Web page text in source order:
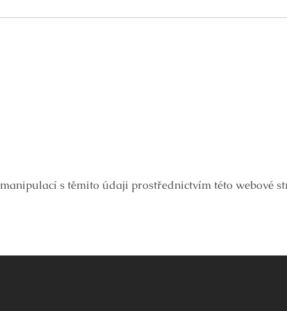
s těmito údaji prostřednictvím této webové